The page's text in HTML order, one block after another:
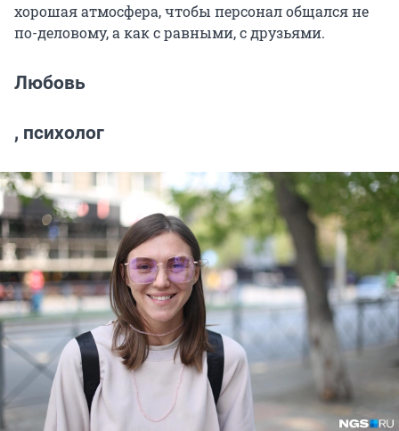
хорошая атмосфера, чтобы персонал общался не
по-деловому, а как с равными, с друзьями.
Любовь
, психолог